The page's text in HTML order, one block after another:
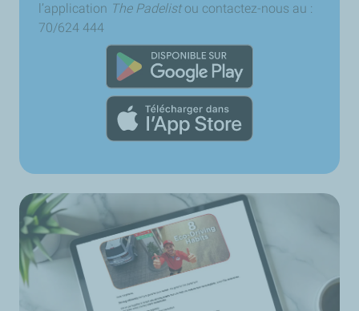
l’application The Padelistou contactez-nous au :
70/624 444